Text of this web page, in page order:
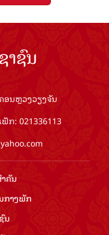
ຊົນ
ອນຫຼວງວຽງຈັນ
ກ: 021336113
ຄັນ​
ກາງ​ພັກ
ນ